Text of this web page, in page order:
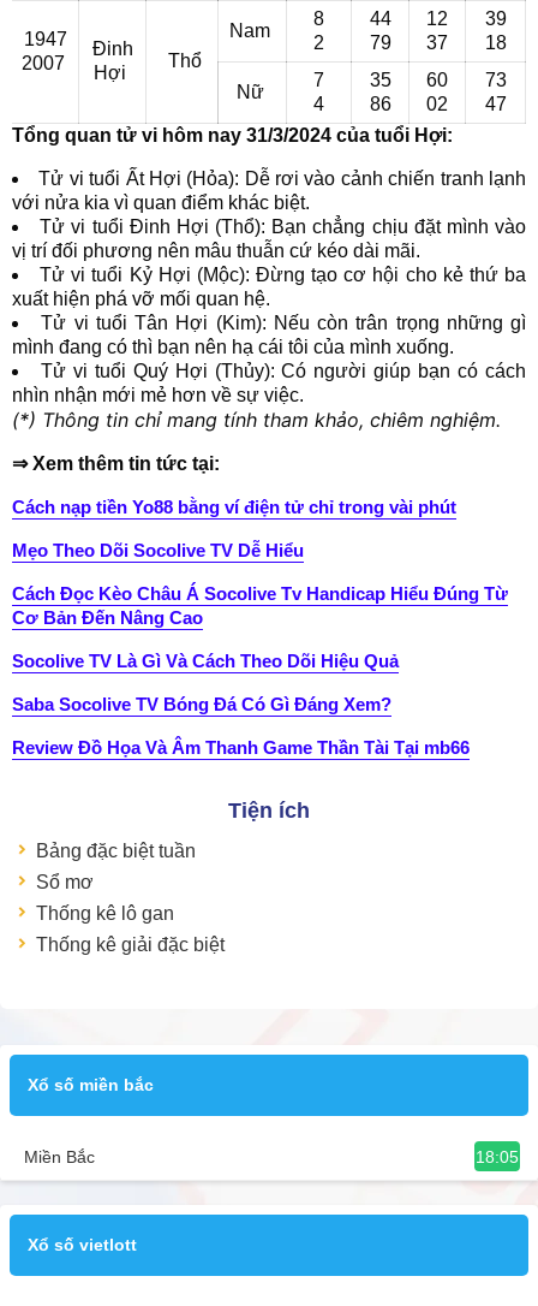
1947
2007
Đinh
Hợi
Thổ
Nam
8
2
44
79
12
37
39
18
Nữ
7
4
35
86
60
02
73
47
Tổng quan tử vi hôm nay 31/3/2024 của tuổi Hợi:
Tử vi tuổi Ất Hợi (Hỏa): Dễ rơi vào cảnh chiến tranh lạnh
với nửa kia vì quan điểm khác biệt.
Tử vi tuổi Đinh Hợi (Thổ): Bạn chẳng chịu đặt mình vào
vị trí đối phương nên mâu thuẫn cứ kéo dài mãi.
Tử vi tuổi Kỷ Hợi (Mộc): Đừng tạo cơ hội cho kẻ thứ ba
xuất hiện phá vỡ mối quan hệ.
Tử vi tuổi Tân Hợi (Kim): Nếu còn trân trọng những gì
mình đang có thì bạn nên hạ cái tôi của mình xuống.
Tử vi tuổi Quý Hợi (Thủy): Có người giúp bạn có cách
nhìn nhận mới mẻ hơn về sự việc.
(*) Thông tin chỉ mang tính tham khảo, chiêm nghiệm.
⇒ Xem thêm tin tức tại:
Cách nạp tiền Yo88 bằng ví điện tử chỉ trong vài phút
Mẹo Theo Dõi Socolive TV Dễ Hiểu
Cách Đọc Kèo Châu Á Socolive Tv Handicap Hiểu Đúng Từ
Cơ Bản Đến Nâng Cao
Socolive TV Là Gì Và Cách Theo Dõi Hiệu Quả
Saba Socolive TV Bóng Đá Có Gì Đáng Xem?
Review Đồ Họa Và Âm Thanh Game Thần Tài Tại mb66
Tiện ích
Bảng đặc biệt tuần
Sổ mơ
Thống kê lô gan
Thống kê giải đặc biệt
Xổ số miền bắc
Miền Bắc 18:05
Xổ số vietlott